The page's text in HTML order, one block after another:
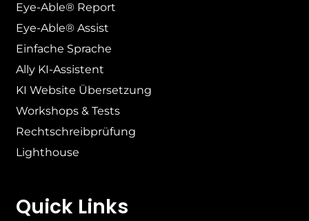
Eye-Able® Report
Eye-Able® Assist
Einfache Sprache
Ally KI-Assistent
KI Website Übersetzung
Workshops & Tests
Rechtschreibprüfung
Lighthouse
Quick Links